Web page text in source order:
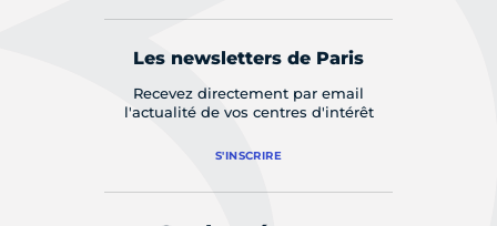
Les newsletters de Paris
Recevez directement par email
l'actualité de vos centres d'intérêt
S'INSCRIRE